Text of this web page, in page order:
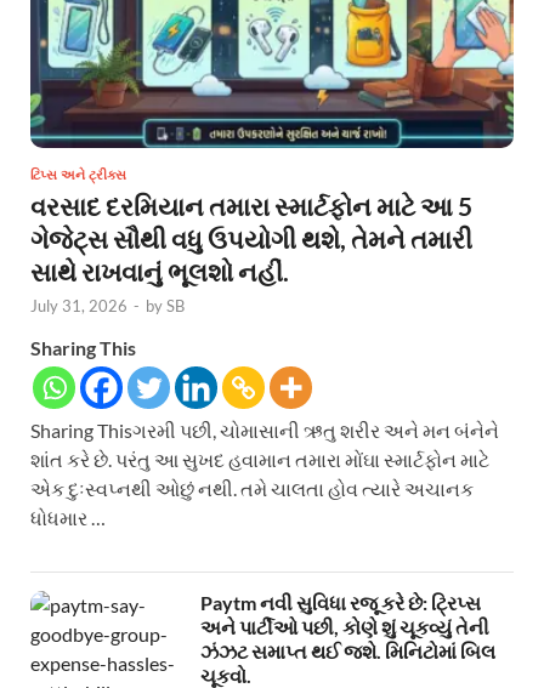
ટિપ્સ અને ટ્રીક્સ
વરસાદ દરમિયાન તમારા સ્માર્ટફોન માટે આ 5
ગેજેટ્સ સૌથી વધુ ઉપયોગી થશે, તેમને તમારી
સાથે રાખવાનું ભૂલશો નહીં.
July 31, 2026 - bySB
Sharing This
Sharing Thisગરમી પછી, ચોમાસાની ઋતુ શરીર અને મન બંનેને
શાંત કરે છે. પરંતુ આ સુખદ હવામાન તમારા મોંઘા સ્માર્ટફોન માટે
એક દુઃસ્વપ્નથી ઓછું નથી. તમે ચાલતા હોવ ત્યારે અચાનક
ધોધમાર …
Paytm નવી સુવિધા રજૂ કરે છે: ટ્રિપ્સ
અને પાર્ટીઓ પછી, કોણે શું ચૂકવ્યું તેની
ઝંઝટ સમાપ્ત થઈ જશે. મિનિટોમાં બિલ
ચૂકવો.